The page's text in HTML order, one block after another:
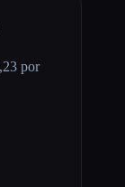
por